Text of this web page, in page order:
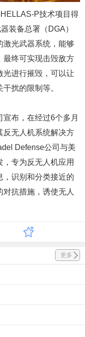
P技术项目得
装备总署（DGA）
激光武器系统，能够
最终可实现击毁敌方
光进行摧毁，可以让
扰的限制等。
布，在经过6个多月
反无人机系统解决方
Defense公司与美
专为反无人机应用
，识别和分类接近的
抗措施，诱使无人
更多